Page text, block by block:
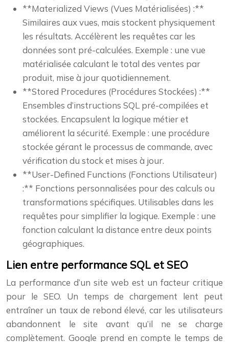
**Materialized Views (Vues Matérialisées) :**
Similaires aux vues, mais stockent physiquement
les résultats. Accélèrent les requêtes car les
données sont pré-calculées. Exemple : une vue
matérialisée calculant le total des ventes par
produit, mise à jour quotidiennement.
**Stored Procedures (Procédures Stockées) :**
Ensembles d’instructions SQL pré-compilées et
stockées. Encapsulent la logique métier et
améliorent la sécurité. Exemple : une procédure
stockée gérant le processus de commande, avec
vérification du stock et mises à jour.
**User-Defined Functions (Fonctions Utilisateur)
:** Fonctions personnalisées pour des calculs ou
transformations spécifiques. Utilisables dans les
requêtes pour simplifier la logique. Exemple : une
fonction calculant la distance entre deux points
géographiques.
Lien entre performance SQL et SEO
La performance d’un site web est un facteur critique
pour le SEO. Un temps de chargement lent peut
entraîner un taux de rebond élevé, car les utilisateurs
abandonnent le site avant qu’il ne se charge
complètement. Google prend en compte le temps de